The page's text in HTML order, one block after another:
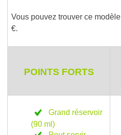
Vous pouvez trouver ce modèle
€.
POINTS FORTS
Grand réservoir
(90 ml)